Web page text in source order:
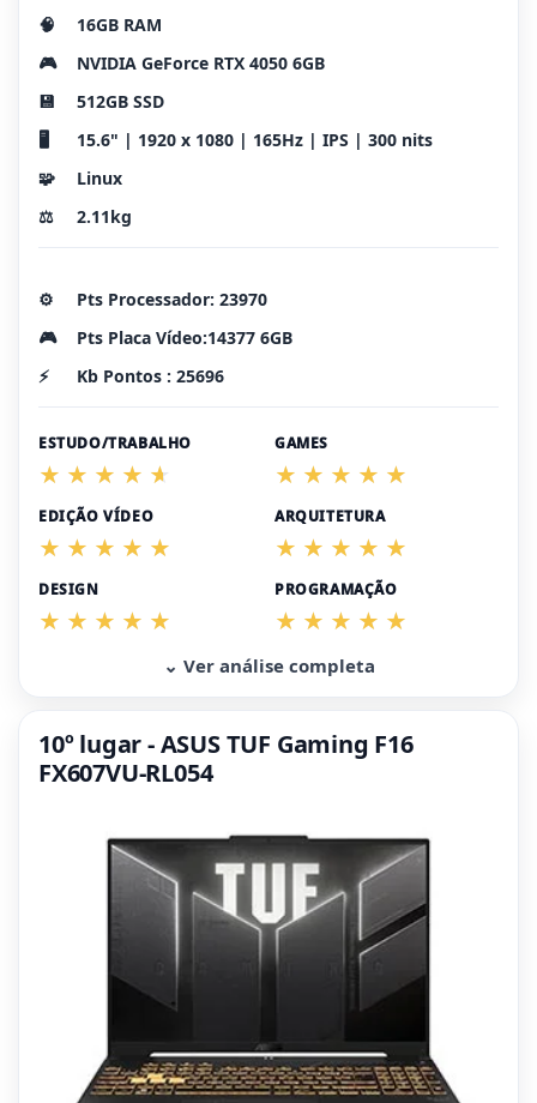
🧠
16GB RAM
🎮
NVIDIA GeForce RTX 4050 6GB
💾
512GB SSD
🖥️
15.6" | 1920 x 1080 | 165Hz | IPS | 300 nits
🧩
Linux
⚖️
2.11kg
⚙️
Pts Processador: 23970
🎮
Pts Placa Vídeo:14377 6GB
⚡
Kb Pontos : 25696
ESTUDO/TRABALHO GAMES
EDIÇÃO VÍDEO ARQUITETURA
DESIGN PROGRAMAÇÃO
⌄ Ver análise completa
10º lugar - ASUS TUF Gaming F16
FX607VU-RL054